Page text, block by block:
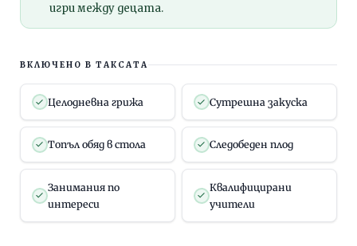
игри между децата.
ВКЛЮЧЕНО В ТАКСАТА
Целодневна грижа Сутрешна закуска
Топъл обяд в стола Следобеден плод
Занимания по
интереси
Квалифицирани
учители